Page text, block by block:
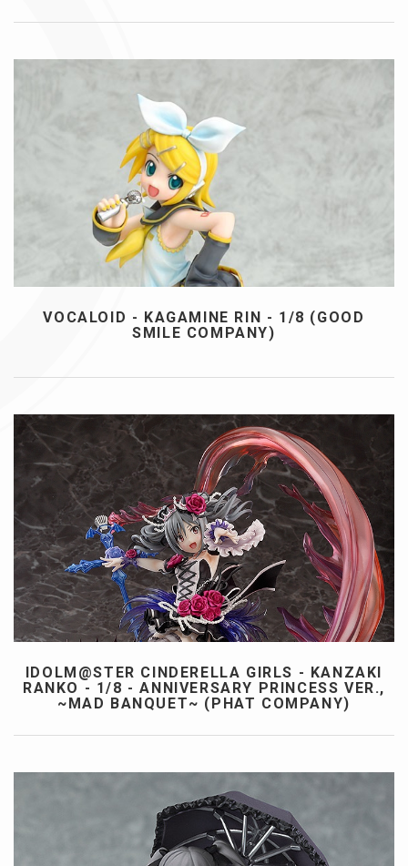
VOCALOID - KAGAMINE RIN - 1/8 (GOOD
SMILE COMPANY)
IDOLM@STER CINDERELLA GIRLS - KANZAKI
RANKO - 1/8 - ANNIVERSARY PRINCESS VER.,
~MAD BANQUET~ (PHAT COMPANY)